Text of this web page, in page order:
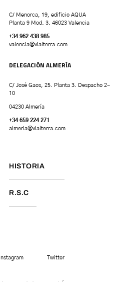
C/ Menorca, 19, edificio AQUA
Planta 9 Mod. 3. 46023 Valencia
+34 962 438 985
valencia@vialterra.com
DELEGACIÓN ALMERÍA
C/ José Gaos, 25. Planta 3. Despacho 2-
10
04230 Almería
+34 659 224 271
almeria@vialterra.com
HISTORIA
R.S.C
Instagram Twitter